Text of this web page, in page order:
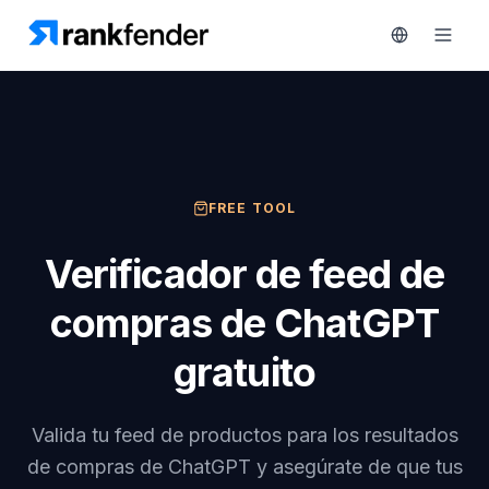
MONITORIZA
Seguimiento
competidores
Recursos
Herramientas
Reservar
FREE TOOL
Verificador de feed de
compras de ChatGPT
gratuito
Valida tu feed de productos para los resultados
de compras de ChatGPT y asegúrate de que tus